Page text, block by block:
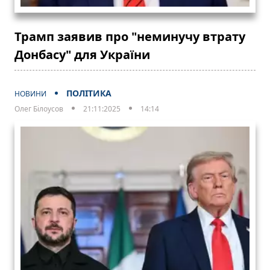
Трамп заявив про "неминучу втрату
Донбасу" для України
НОВИНИ ПОЛІТИКА
Олег Білоусов 21:11:2025 14:14